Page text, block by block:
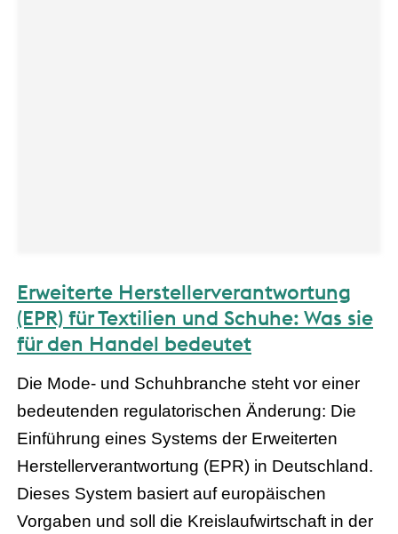
Erweiterte Herstellerverantwortung
(EPR) für Textilien und Schuhe: Was sie
für den Handel bedeutet
Die Mode- und Schuhbranche steht vor einer
bedeutenden regulatorischen Änderung: Die
Einführung eines Systems der Erweiterten
Herstellerverantwortung (EPR) in Deutschland.
Dieses System basiert auf europäischen
Vorgaben und soll die Kreislaufwirtschaft in der